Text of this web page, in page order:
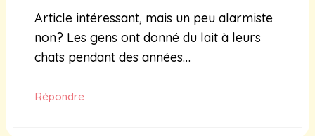
Article intéressant, mais un peu alarmiste
non? Les gens ont donné du lait à leurs
chats pendant des années…
Répondre